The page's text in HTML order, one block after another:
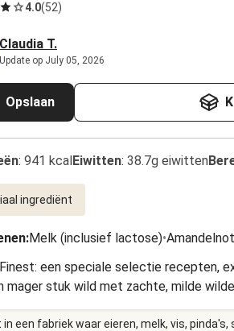
4.0(52)
Claudia T.
Update op July 05, 2026
Opslaan
: 941 kcalEiwitten: 38.7g eiwitten
ingrediënt
:Melk (inclusief lactose)•
Finest: een speciale selectie recepten,
mager stuk wild met zachte, milde
in een fabriek waar eieren, melk, vis,